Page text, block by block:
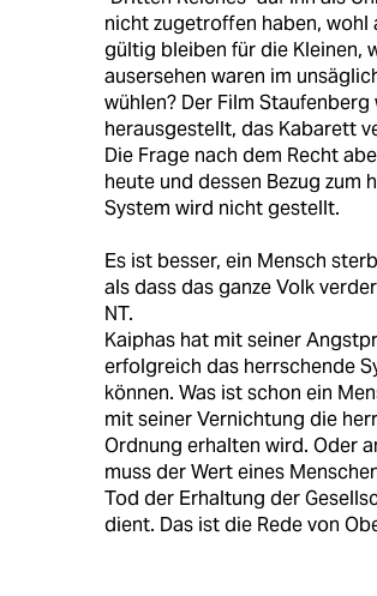
nicht zugetroffen haben, wohl
gültig bleiben für die Kleinen,
ausersehen waren im
wühlen? Der Film
herausgestellt, das Kabarett
Die Frage nach dem Recht
heute und dessen Bezug zum
System wird nicht gestellt.
Es ist besser, ein Mensch
als dass das ganze Volk
NT.
Kaiphas hat mit seiner
erfolgreich das herrschende
können. Was ist schon ein
mit seiner Vernichtung die
Ordnung erhalten wird. Oder
muss der Wert eines
Tod der Erhaltung der
dient. Das ist die Rede von